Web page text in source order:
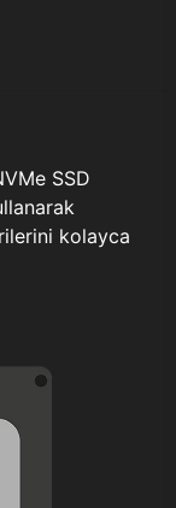
SSD
kolayca